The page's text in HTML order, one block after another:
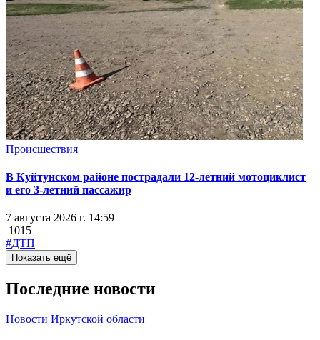
Происшествия
В Куйтунском районе пострадали 12-летний мотоциклист
и его 3-летний пассажир
7 августа 2026 г. 14:59
1015
#ДТП
Показать ещё
Последние новости
Новости Иркутской области